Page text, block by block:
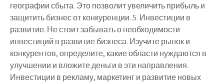
географии сбыта. Это позволит увеличить прибыль и
защитить бизнес от конкуренции. 5. Инвестиции в
развитие. Не стоит забывать о необходимости
инвестиций в развитие бизнеса. Изучите рынок и
конкурентов, определите, какие области нуждаются в
улучшении и вложите деньги в эти направления.
Инвестиции в рекламу, маркетинг и развитие новых